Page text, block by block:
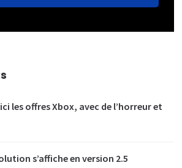
les offres Xbox, avec de l’horreur et
s’affiche en version 2.5